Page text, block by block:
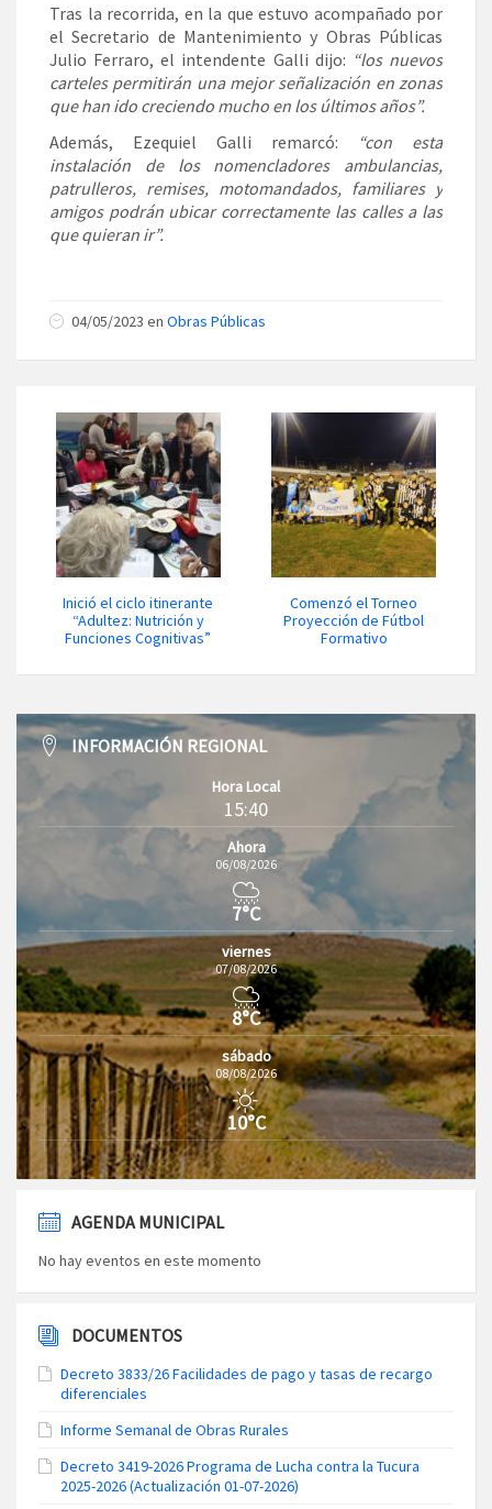
Tras la recorrida, en la que estuvo acompañado por
el Secretario de Mantenimiento y Obras Públicas
Julio Ferraro, el intendente Galli dijo: “los nuevos
carteles permitirán una mejor señalización en zonas
que han ido creciendo mucho en los últimos años”.
Además, Ezequiel Galli remarcó:
“con esta
instalación de los nomencladores ambulancias,
patrulleros, remises, motomandados, familiares y
amigos podrán ubicar correctamente las calles a las
que quieran ir”.
04/05/2023 en Obras Públicas
Inició el ciclo itinerante
“Adultez: Nutrición y
Funciones Cognitivas”
Comenzó el Torneo
Proyección de Fútbol
Formativo
INFORMACIÓN REGIONAL
Hora Local
15:40
Ahora
06/08/2026
7°C
viernes
07/08/2026
8°C
sábado
08/08/2026
10°C
AGENDA MUNICIPAL
No hay eventos en este momento
DOCUMENTOS
Decreto 3833/26 Facilidades de pago y tasas de recargo
diferenciales
Informe Semanal de Obras Rurales
Decreto 3419-2026 Programa de Lucha contra la Tucura
2025-2026 (Actualización 01-07-2026)